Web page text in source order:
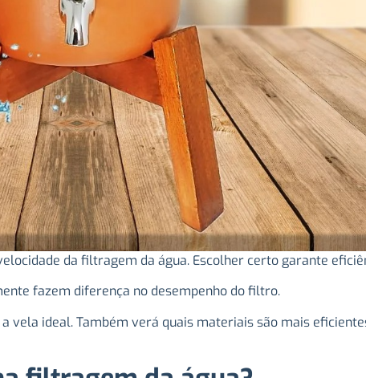
da filtragem da água. Escolher certo garante
fazem diferença no desempenho do filtro.
vela ideal. Também verá quais materiais são mais